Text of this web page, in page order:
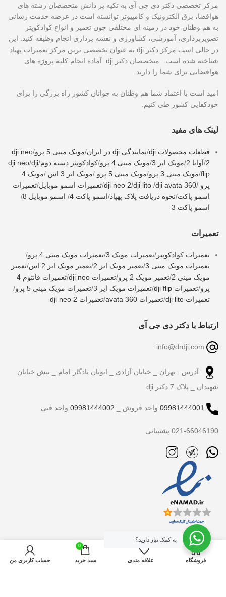
مرکز تخصصی دکتر دی جی آی به تکیه بر دانش متخصصان رشته های
هوافضا، برق الکترونیک و کامپیوتر توانسته است در عرصه خدمت رسانی
به هم وطنان خود در زمینه ای مختلفی چون تعمیر و انواع کوادکوپتر
تصویربرداری، آموزشی، کشاورزی و نقشه برداری انجام وظیفه کنید. این
در حالی است مرکز دکتر dji به عنوان تخصصی ترین مرکز تعمیرات پهپاد
شناخته شده است. متخصصان دکتر dji آماده انجام کلیه پروژه های
هوافضایی برای شما را دارند.
امید است با اعتماد شما هم وطنان به جوانان کشور راه بزرگی را برای
خودکفایی کشور طی کنیم.
لینک های مفید
قطعات محصولات dji /نمایندگی dji در ایران /مویک مینی 5 پرو /
dji neo
2
/آواتا 2 /مویک ایر 3 /مویک مینی 4 پرو /کوادکوپتر دسته دوم/
dji neo/dji
flip
/مویک مینی 3 پرو /مویک مینی 5 پرو /مویک ایر 3 اس /
مویک 4
پرو /
dji neo 2/dji lito /dji avata 360
/تعمیرات اسمو موبایل/تعمیرات
اسمو پاکت/نحوه دریافت پلاک پهپاد/اسمو پاکت 4 / اسمو موبایل 8
/
اسمو پاکت 3
تعمیرات
تعمیرات کوادکوپتر /تعمیرات مویک 3 /تعمیرات مویک مینی 4 پرو
/
تعمیرات مویک مینی 3
/تعمیر مویک ایر 2 /تعمیر مویک ایر 2 اس /تعمیر
مویک مینی 2
/تعمیر مویک 2 پرو /تعمیرات dji neo /
تعمیرات فانتوم 4
پرو/تعمیرات dji flip /تعمیرات مویک ایر 3 /تعمیرات مویک مینی 5 پرو
/
تعمیرات dji lito
/تعمیرات avata 360 /تعمیرات dji neo 2
ارتباط با دکتر دی جی آی
آدرس : تهران _ خیابان آزادی _ اتوبان یادگار امام _ نبش خیابان
شهیدان _ پلاک 7 دکتر dji
09981444001 واحد فروش _ 09981444002 واحد فنی
021-66046190 پشتیبانی
فروشگاه علاقه مندی
0
سبد خرید حساب کاربری من
به کمک نیاز دارید؟